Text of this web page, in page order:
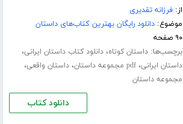
از:فرزانه تقدیری
موضوع:دانلود رایگان بهترین کتاب‌های داستان
۹۰ صفحه
برچسب‌ها:داستان کوتاه،دانلود کتاب داستان ایرانی،
داستان ایرانی،pdf مجموعه داستان ،داستان واقعی،
مجموعه داستان
دانلود کتاب